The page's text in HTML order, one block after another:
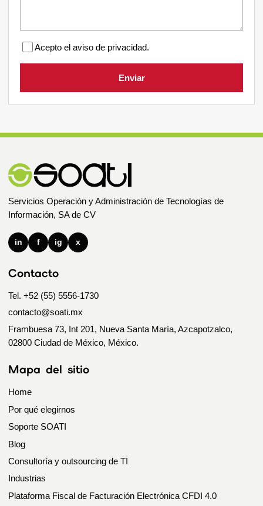
Acepto el aviso de privacidad.
Enviar
Servicios Operación y Administración de Tecnologías de
Información, SA de CV
in f ig x
Contacto
Tel. +52 (55) 5556-1730
contacto@soati.mx
Frambuesa 73, Int 201, Nueva Santa María, Azcapotzalco,
02800 Ciudad de México, México.
Mapa del sitio
Home
Por qué elegirnos
Soporte SOATI
Blog
Consultoría y outsourcing de TI
Industrias
Plataforma Fiscal de Facturación Electrónica CFDI 4.0